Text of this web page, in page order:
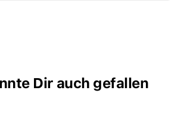
Dir auch gefallen